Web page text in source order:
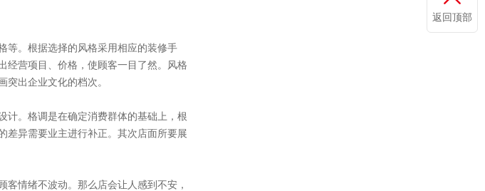
等。根据选择的风格采用相应的装修手
经营项目、价格，使顾客一目了然。风格
出企业文化的档次。
计。格调是在确定消费群体的基础上，根
差异需要业主进行补正。其次店面所要展
情绪不波动。那么店会让人感到不安，
返回顶部